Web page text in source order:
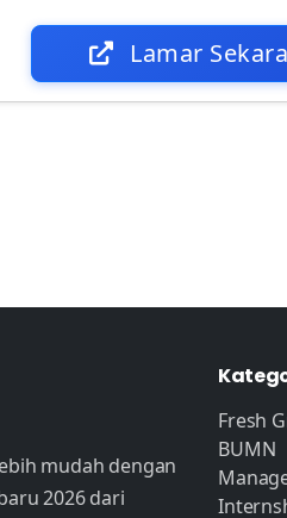
Lamar
mudah dengan
2026 dari
Fresh
BUMN